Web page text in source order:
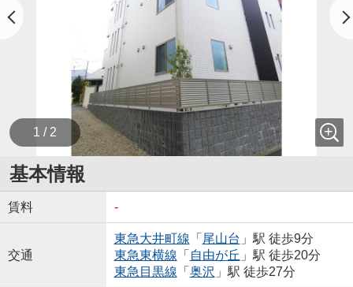
1 / 2
基本情報
賃料 -
交通
東急大井町線 「 尾山台 」駅 徒歩9分
東急東横線 「 自由が丘 」駅 徒歩20分
東急目黒線 「 奥沢 」駅 徒歩27分